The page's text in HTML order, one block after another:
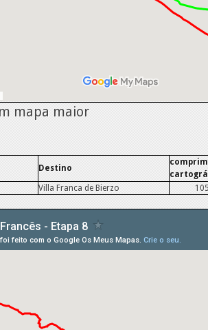
mapa maior
Destino
Villa Franca de Bierzo